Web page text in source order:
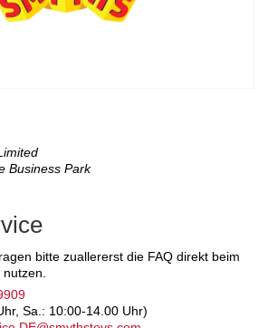
Business Park
bitte zuallererst die FAQ direkt beim
Sa.: 10:00-14.00 Uhr)